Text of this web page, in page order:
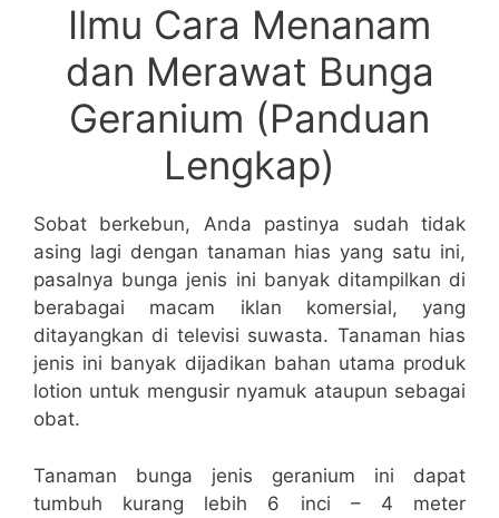
Ilmu Cara Menanam
dan Merawat Bunga
Geranium (Panduan
Lengkap)
Sobat berkebun, Anda pastinya sudah tidak
asing lagi dengan tanaman hias yang satu ini,
pasalnya bunga jenis ini banyak ditampilkan di
berabagai macam iklan komersial, yang
ditayangkan di televisi suwasta. Tanaman hias
jenis ini banyak dijadikan bahan utama produk
lotion untuk mengusir nyamuk ataupun sebagai
obat.
Tanaman bunga jenis geranium ini dapat
tumbuh kurang lebih 6 inci – 4 meter